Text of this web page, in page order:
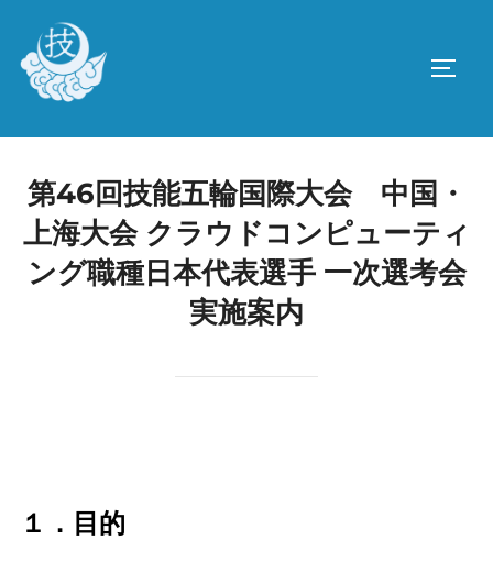
ツ
第46回技能五輪国際大会 中国・
上海大会 クラウドコンピューティ
ング職種日本代表選手 一次選考会
実施案内
１．目的